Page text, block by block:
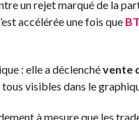
un rejet marqué de la
accélérée une fois que
: elle a déclenchévente
visibles dans le
à mesure que les